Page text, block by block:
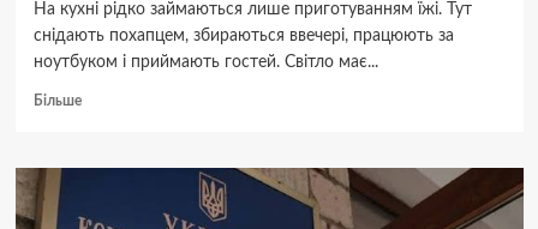
На кухні рідко займаються лише приготуванням їжі. Тут
снідають похапцем, збираються ввечері, працюють за
ноутбуком і приймають гостей. Світло має...
БільшеДокладніше
люстри